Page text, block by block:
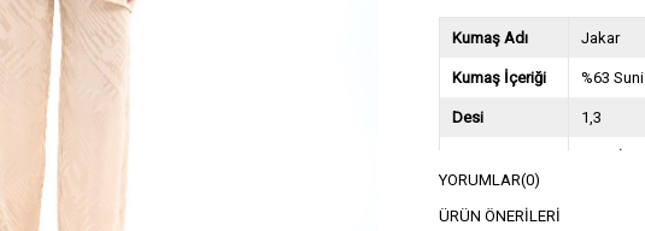
Kumaş Adı Jakar
Kumaş İçeriği %63
Desi 1,3
2025
YORUMLAR(0)
ÜRÜN ÖNERILERI